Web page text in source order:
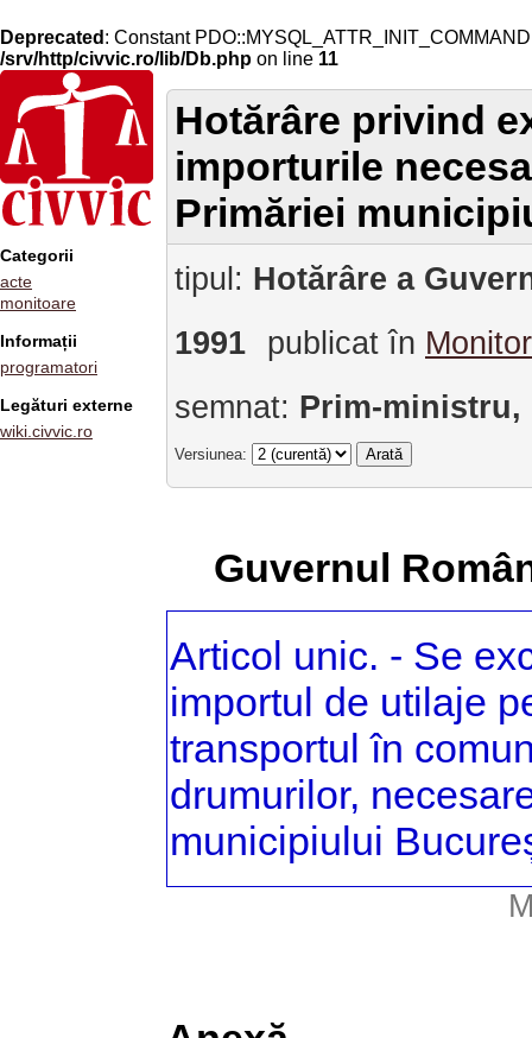
Deprecated : Constant
/srv/http/civvic.ro/lib/Db.php on line 11
Categorii
acte
monitoare
Informații
programatori
Legături externe
wiki.civvic.ro
Hotărâre privind
importurile
Primăriei
tipul: Hotărâre a
1991
publicat în
semnat: Prim-ministru,
Versiunea:
Guvernul
Articol unic. - Se
importul de utilaje
transportul în
drumurilor,
municipiului